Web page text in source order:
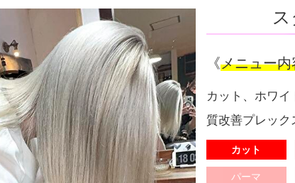
《メニュー内
カット、ホワ
質改善プレック
カット
パーマ